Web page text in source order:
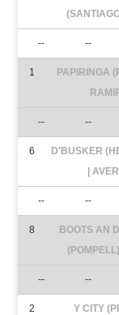
-- --
1
PAPIRINGA
-- --
6
D'BUSKER
|
-- --
8
BOOTS AN
-- --
2
Y CITY